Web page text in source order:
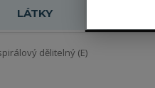
LÁTKY
dělitelný (E)